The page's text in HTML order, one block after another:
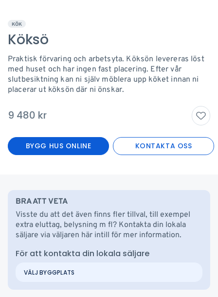
KÖK
Köksö
9 480 kr
Praktisk förvaring och arbetsyta. Köksön levereras löst
med huset och har ingen fast placering. Efter vår
slutbesiktning kan ni själv möblera upp köket innan ni
placerar ut köksön där ni önskar.
BYGG HUS ONLINE KONTAKTA OSS
BRA ATT VETA
Visste du att det även finns fler tillval, till exempel
extra eluttag, belysning m fl? Kontakta din lokala
säljare via väljaren här intill för mer information.
För att kontakta din lokala säljare